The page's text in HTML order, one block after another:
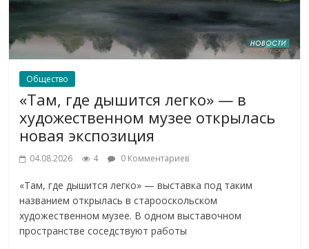
Общество
«Там, где дышится легко» — в
художественном музее открылась
новая экспозиция
04.08.2026 4 0 Комментариев
«Там, где дышится легко» — выставка под таким
названием открылась в старооскольском
художественном музее. В одном выставочном
пространстве соседствуют работы